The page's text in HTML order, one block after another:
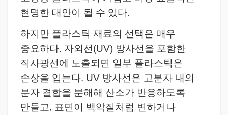
현명한 대안이 될 수 있다.
하지만 플라스틱 재료의 선택은 매우
중요하다. 자외선(UV) 방사선을 포함한
직사광선에 노출되면 일부 플라스틱은
손상을 입는다. UV 방사선은 고분자 내의
분자 결합을 분해해 산소가 반응하도록
만들고, 표면이 백악질처럼 변하거나